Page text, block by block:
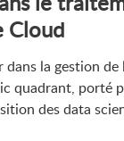
Cloud
la gestion de
quadrant, porté
des data